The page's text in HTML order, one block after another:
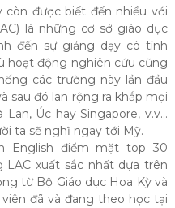
được biết đến nhiều với
là những cơ sở giáo dục
đến sự giảng dạy có tính
hoạt động nghiên cứu cũng
các trường này lần đầu
sau đó lan rộng ra khắp mọi
Úc hay Singapore, v.v…
ta sẽ nghĩ ngay tới Mỹ.
English điểm mặt top 30
xuất sắc nhất dựa trên
từ Bộ Giáo dục Hoa Kỳ và
đã và đang theo học tại